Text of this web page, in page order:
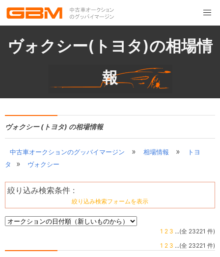
ヴォクシー(トヨタ)の相場情
報
ヴォクシー (トヨタ) の相場情報
中古車オークションのグッバイマージン » 相場情報 »
トヨ
タ
» ヴォクシー
絞り込み検索条件 :
絞り込み検索フォームを表示
1 2 3 ...(全 23221 件)
1 2 3 ...(全 23221 件)